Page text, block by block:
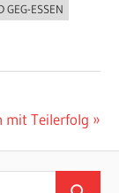
GEG-ESSEN
mit Teilerfolg